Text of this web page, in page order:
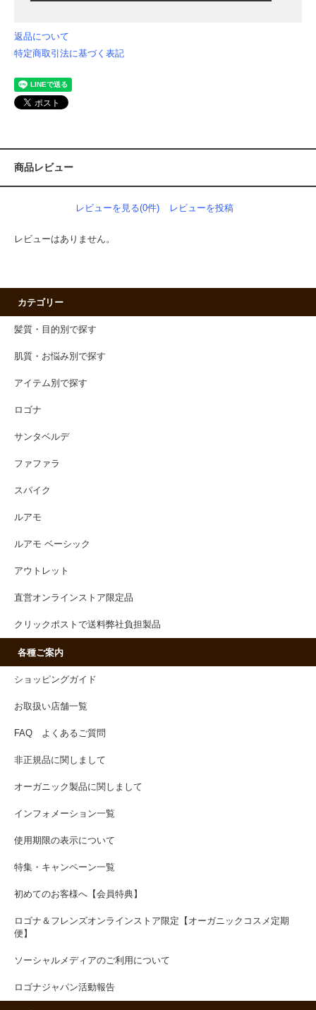
返品について
特定商取引法に基づく表記
商品レビュー
レビューを見る(0件) レビューを投稿
レビューはありません。
カテゴリー
髪質・目的別で探す
肌質・お悩み別で探す
アイテム別で探す
ロゴナ
サンタベルデ
ファファラ
スパイク
ルアモ
ルアモ ベーシック
アウトレット
直営オンラインストア限定品
クリックポストで送料弊社負担製品
各種ご案内
ショッピングガイド
お取扱い店舗一覧
FAQ よくあるご質問
非正規品に関しまして
オーガニック製品に関しまして
インフォメーション一覧
使用期限の表示について
特集・キャンペーン一覧
初めてのお客様へ【会員特典】
ロゴナ＆フレンズオンラインストア限定【オーガニックコスメ定期
便】
ソーシャルメディアのご利用について
ロゴナジャパン活動報告